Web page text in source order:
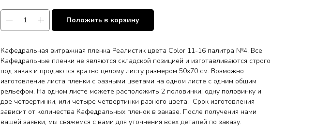
Положить в корзину
Кафедральная витражная пленка Реалистик цвета Color 11-16 палитра №4. Все
Кафедральные пленки не являются складской позицией и изготавливаются строго
под заказ и продаются кратно целому листу размером 50х70 см. Возможно
изготовление листа пленки с разными цветами на одном листе с одним общим
рельефом. На одном листе можете расположить 2 половинки, одну половинку и
две четвертинки, или четыре четвертинки разного цвета. Срок изготовления
зависит от количества Кафедральных пленок в заказе. После получения нами
вашей заявки, мы свяжемся с вами для уточнения всех деталей по заказу.